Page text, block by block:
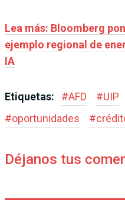
Lea más: Bloomberg
ejemplo regional de
IA
Etiquetas: #AFD #UIP
#oportunidades #
Déjanos tus